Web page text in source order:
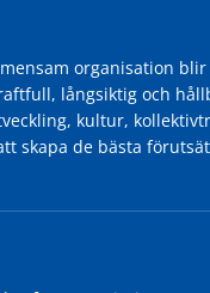
organisation
långsiktig och
kultur,
skapa de bästa